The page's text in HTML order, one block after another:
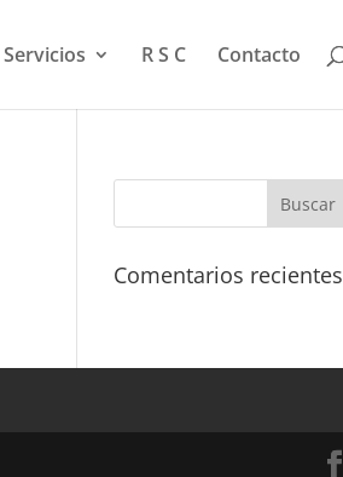
Servicios R S C Contacto
Comentarios recientes